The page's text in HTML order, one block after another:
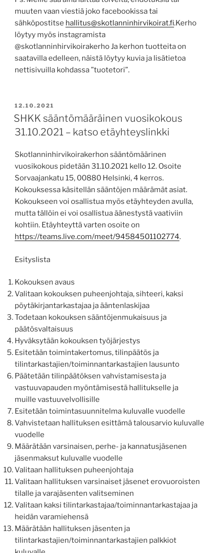
muuten vaan viestiä joko facebookissa tai
sähköpostitse hallitus@skotlanninhirvikoirat.fi.Kerho
löytyy myös instagramista
@skotlanninhirvikoirakerho Ja kerhon tuotteita on
saatavilla edelleen, näistä löytyy kuvia ja lisätietoa
nettisivuilla kohdassa ”tuotetori”.
POSTED
ON
12.10.2021
SHKK sääntömääräinen vuosikokous
31.10.2021 – katso etäyhteyslinkki
Skotlanninhirvikoirakerhon sääntömäärinen
vuosikokous pidetään 31.10.2021 kello 12. Osoite
Sorvaajankatu 15, 00880 Helsinki, 4 kerros.
Kokouksessa käsitellän sääntöjen määrämät asiat.
Kokoukseen voi osallistua myös etäyhteyden avulla,
mutta tällöin ei voi osallistua äänestystä vaativiin
kohtiin. Etäyhteyttä varten osoite on
https://teams.live.com/meet/94584501102774.
Esityslista
Kokouksen avaus
Valitaan kokouksen puheenjohtaja, sihteeri, kaksi
pöytäkirjantarkastajaa ja ääntenlaskijaa
Todetaan kokouksen sääntöjenmukaisuus ja
päätösvaltaisuus
Hyväksytään kokouksen työjärjestys
Esitetään toimintakertomus, tilinpäätös ja
tilintarkastajien/toiminnantarkastajien lausunto
Päätetään tilinpäätöksen vahvistamisesta ja
vastuuvapauden myöntämisestä hallitukselle ja
muille vastuuvelvollisille
Esitetään toimintasuunnitelma kuluvalle vuodelle
Vahvistetaan hallituksen esittämä talousarvio kuluvalle
vuodelle
Määrätään varsinaisen, perhe- ja kannatusjäsenen
jäsenmaksut kuluvalle vuodelle
Valitaan hallituksen puheenjohtaja
Valitaan hallituksen varsinaiset jäsenet erovuoroisten
tilalle ja varajäsenten valitseminen
Valitaan kaksi tilintarkastajaa/toiminnantarkastajaa ja
heidän varamiehensä
Määrätään hallituksen jäsenten ja
tilintarkastajien/toiminnantarkastajien palkkiot